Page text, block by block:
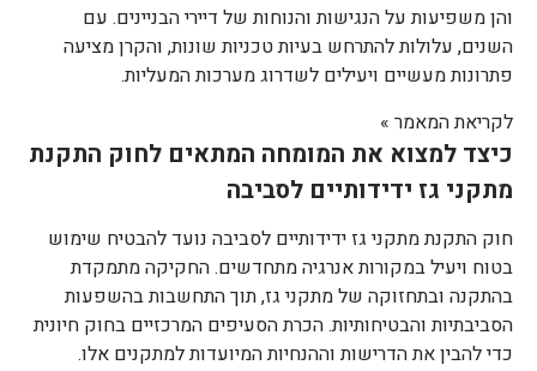
והן משפיעות על הנגישות והנוחות של דיירי הבניינים. עם
השנים, עלולות להתרחש בעיות טכניות שונות, והקרן מציעה
פתרונות מעשיים ויעילים לשדרוג מערכות המעליות.
לקריאת המאמר »
כיצד למצוא את המומחה המתאים לחוק התקנת
מתקני גז ידידותיים לסביבה
חוק התקנת מתקני גז ידידותיים לסביבה נועד להבטיח שימוש
בטוח ויעיל במקורות אנרגיה מתחדשים. החקיקה מתמקדת
בהתקנה ובתחזוקה של מתקני גז, תוך התחשבות בהשפעות
הסביבתיות והבטיחותיות. הכרת הסעיפים המרכזיים בחוק חיונית
כדי להבין את הדרישות וההנחיות המיועדות למתקנים אלו.